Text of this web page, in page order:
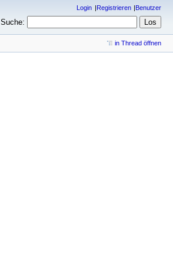
Login Registrieren Benutzer
Suche:
in Thread öffnen